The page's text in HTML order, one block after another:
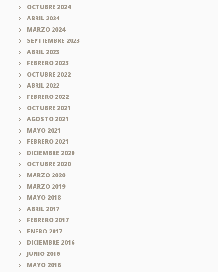
OCTUBRE 2024
ABRIL 2024
MARZO 2024
SEPTIEMBRE 2023
ABRIL 2023
FEBRERO 2023
OCTUBRE 2022
ABRIL 2022
FEBRERO 2022
OCTUBRE 2021
AGOSTO 2021
MAYO 2021
FEBRERO 2021
DICIEMBRE 2020
OCTUBRE 2020
MARZO 2020
MARZO 2019
MAYO 2018
ABRIL 2017
FEBRERO 2017
ENERO 2017
DICIEMBRE 2016
JUNIO 2016
MAYO 2016